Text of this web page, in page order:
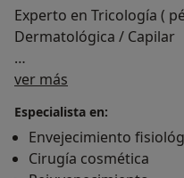
Experto en Tricología (
Dermatológica / Capilar
Cirugía micrográfica de Mohs en el
actual y principal de
Estancia formativa en
ver más
Especialista en:
Envejecimiento
Cirugía cosmética